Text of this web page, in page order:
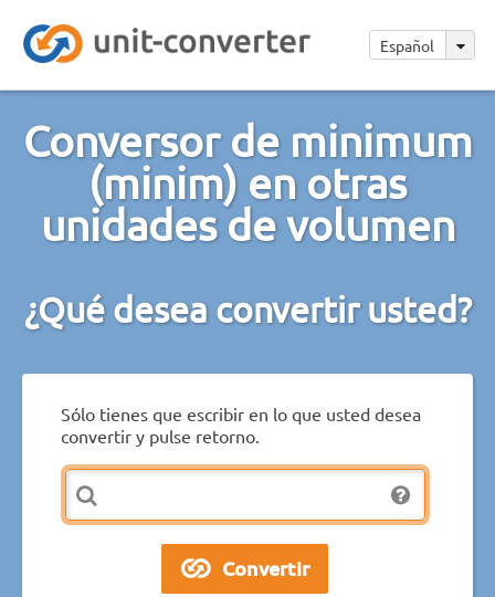
Español
Conversor de minimum
(minim) en otras
unidades de volumen
¿Qué desea convertir usted?
Sólo tienes que escribir en lo que usted desea
convertir y pulse retorno.